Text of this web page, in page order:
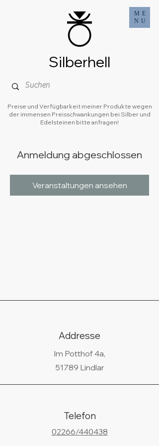
ME
NU
Preise und Verfügbarkeit meiner Produkte wegen
der immensen Preisschwankungen bei Silber und
Edelsteinen bitte anfragen!
Silberhell
Anmeldung abgeschlossen
Veranstaltungen ansehen
Addresse
Im Potthof 4a,
51789 Lindlar
Telefon
02266/440438